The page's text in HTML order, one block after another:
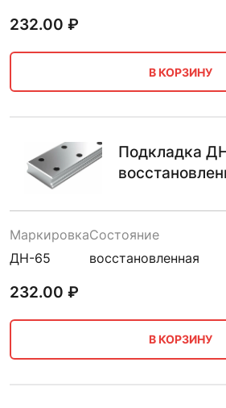
232.00 ₽
В КОРЗИНУ
Подкладка
Маркировка
ДН-65
Состояние
восстановленная
232.00 ₽
В КОРЗИНУ